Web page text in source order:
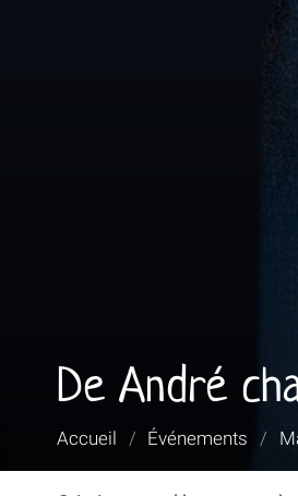
De André
Vous
Accueil / Événements /